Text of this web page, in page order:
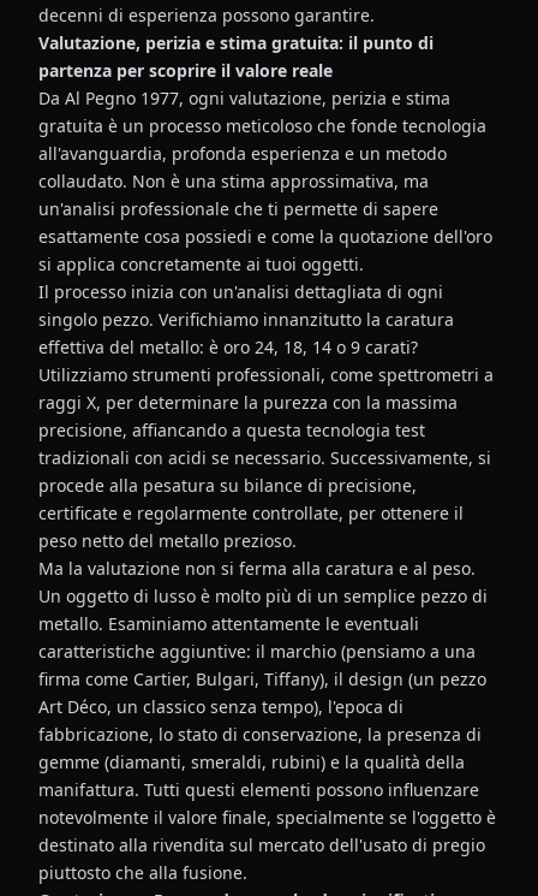
decenni di esperienza possono garantire.
Valutazione, perizia e stima gratuita: il punto di
partenza per scoprire il valore reale
Da Al Pegno 1977, ogni valutazione, perizia e stima
gratuita è un processo meticoloso che fonde tecnologia
all'avanguardia, profonda esperienza e un metodo
collaudato. Non è una stima approssimativa, ma
un'analisi professionale che ti permette di sapere
esattamente cosa possiedi e come la quotazione dell'oro
si applica concretamente ai tuoi oggetti.
Il processo inizia con un'analisi dettagliata di ogni
singolo pezzo. Verifichiamo innanzitutto la caratura
effettiva del metallo: è oro 24, 18, 14 o 9 carati?
Utilizziamo strumenti professionali, come spettrometri a
raggi X, per determinare la purezza con la massima
precisione, affiancando a questa tecnologia test
tradizionali con acidi se necessario. Successivamente, si
procede alla pesatura su bilance di precisione,
certificate e regolarmente controllate, per ottenere il
peso netto del metallo prezioso.
Ma la valutazione non si ferma alla caratura e al peso.
Un oggetto di lusso è molto più di un semplice pezzo di
metallo. Esaminiamo attentamente le eventuali
caratteristiche aggiuntive: il marchio (pensiamo a una
firma come Cartier, Bulgari, Tiffany), il design (un pezzo
Art Déco, un classico senza tempo), l'epoca di
fabbricazione, lo stato di conservazione, la presenza di
gemme (diamanti, smeraldi, rubini) e la qualità della
manifattura. Tutti questi elementi possono influenzare
notevolmente il valore finale, specialmente se l'oggetto è
destinato alla rivendita sul mercato dell'usato di pregio
piuttosto che alla fusione.